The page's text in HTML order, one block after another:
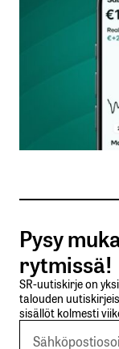
Nimesi tai
Tilaa
Lähetä
Pysy
rytmissä!
SR-uutiskirje on
talouden
sisällöt kolmesti